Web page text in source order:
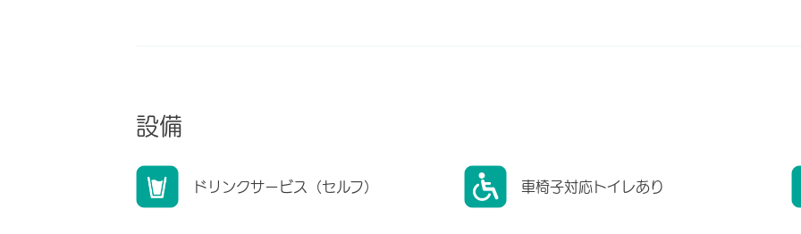
設備
ドリンクサービス（セルフ） 車椅子対応トイレあり